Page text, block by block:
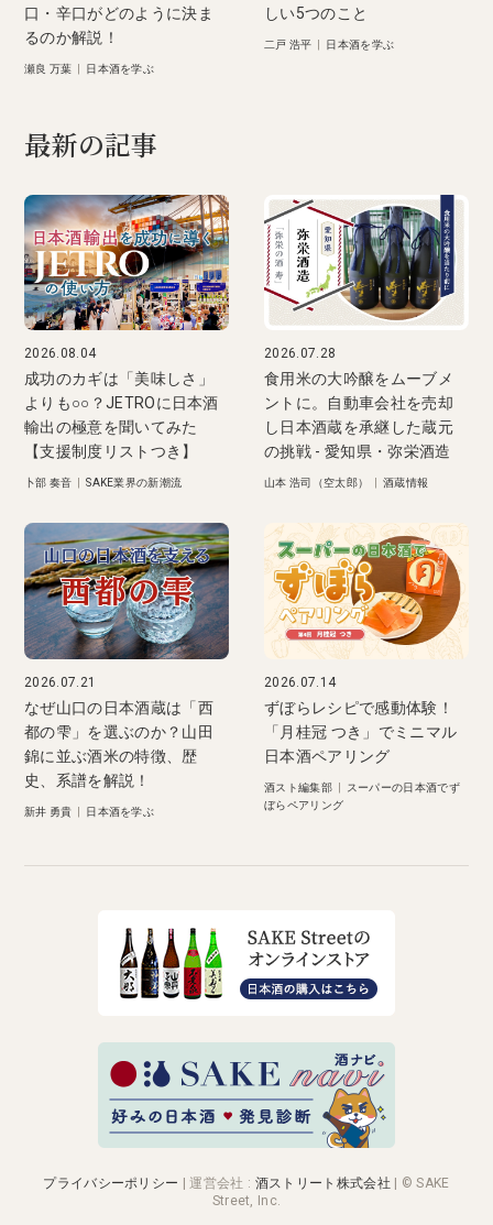
口・辛口がどのように決ま
るのか解説！
瀬良 万葉 日本酒を学ぶ
しい5つのこと
二戸 浩平 日本酒を学ぶ
最新の記事
2026.08.04
成功のカギは「美味しさ」
よりも○○？JETROに日本酒
輸出の極意を聞いてみた
【支援制度リストつき】
卜部 奏音 |SAKE業界の新潮流
2026.07.28
食用米の大吟醸をムーブメ
ントに。自動車会社を売却
し日本酒蔵を承継した蔵元
の挑戦 - 愛知県・弥栄酒造
山本 浩司（空太郎） 酒蔵情報
2026.07.21
なぜ山口の日本酒蔵は「西
都の雫」を選ぶのか？山田
錦に並ぶ酒米の特徴、歴
史、系譜を解説！
新井 勇貴 日本酒を学ぶ
2026.07.14
ずぼらレシピで感動体験！
「月桂冠 つき」でミニマル
日本酒ペアリング
酒スト編集部
スーパーの日本酒でず
ぼらペアリング
プライバシーポリシー |運営会社 : 酒ストリート株式会社 | © SAKE
Street, Inc.